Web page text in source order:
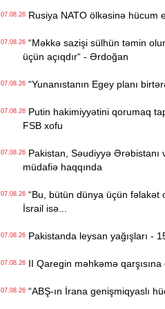
07.08.26Rusiya NATO ölkəsinə hücum
07.08.26“Məkkə sazişi sülhün təmin
üçün açıqdır“ - Ərdoğan
07.08.26“Yunanıstanın Egey planı
07.08.26Putin hakimiyyətini qorumaq
FSB xofu
07.08.26Pakistan, Səudiyyə Ərəbistanı
müdafiə haqqında
07.08.26“Bu, bütün dünya üçün fəlakət
İsrail isə...
07.08.26Pakistanda leysan yağışları -
07.08.26II Qaregin məhkəmə qarşısına
07.08.26“ABŞ-ın İrana genişmiqyaslı